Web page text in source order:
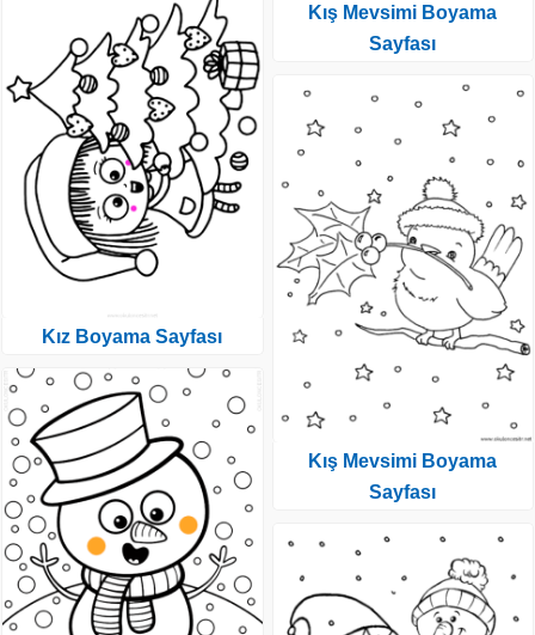
Kız Boyama Sayfası
Kış Mevsimi Boyama
Sayfası
Kış Mevsimi Boyama
Sayfası